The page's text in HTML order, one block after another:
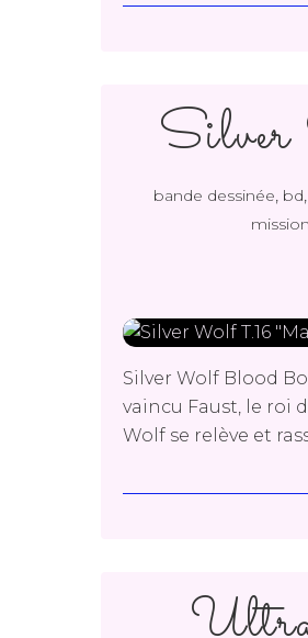
bande dessinée, bd,
mission
Silver Wolf Blood
vaincu Faust, le roi
Wolf se relève et